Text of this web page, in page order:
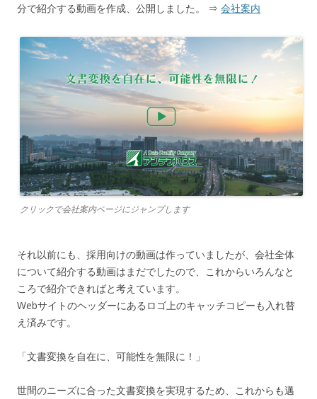
分で紹介する動画を作成、公開しました。 ⇒ 会社案内
クリックで会社案内ページにジャンプします
それ以前にも、採用向けの動画は作っていましたが、会社全体
について紹介する動画はまだでしたので、これからいろんなと
ころで紹介できればと考えています。
Webサイトのヘッダーにあるロゴ上のキャッチコピーも入れ替
え済みです。
「文書変換を自在に、可能性を無限に！」
世間のニーズに合った文書変換を実現するため、これからも邁